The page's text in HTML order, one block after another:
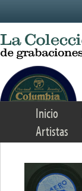
Inicio
Artistas